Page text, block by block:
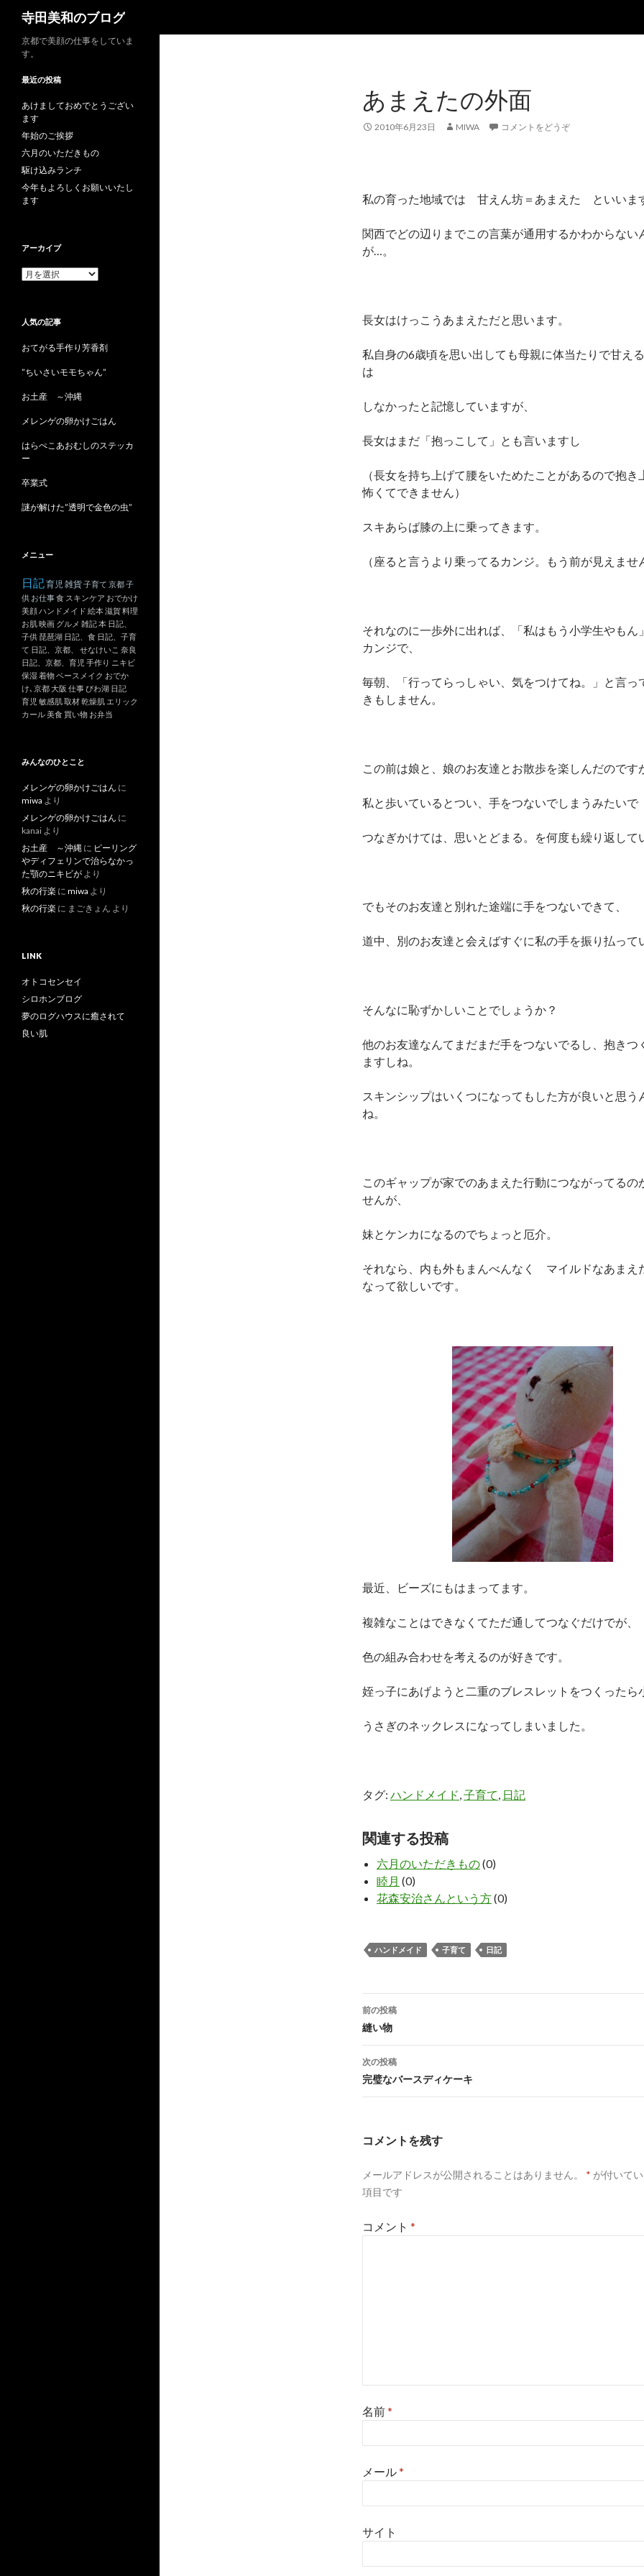
寺田美和のブログ
あまえたの外面
2010年6月23日 MIWA コメントをどうぞ
私の育った地域では 甘えん坊＝あまえた といいま
関西でどの辺りまでこの言葉が通用するかわからない
が…。
長女はけっこうあまえただと思います。
私自身の6歳頃を思い出しても母親に体当たりで甘え
は
しなかったと記憶していますが、
長女はまだ「抱っこして」とも言いますし
（長女を持ち上げて腰をいためたことがあるので抱き
怖くてできません）
スキあらば膝の上に乗ってきます。
（座ると言うより乗ってるカンジ。もう前が見えませ
それなのに一歩外に出れば、「私はもう小学生やもん
カンジで、
毎朝、「行ってらっしゃい、気をつけてね。」と言っ
きもしません。
この前は娘と、娘のお友達とお散歩を楽しんだのです
私と歩いているとつい、手をつないでしまうみたいで
つなぎかけては、思いとどまる。を何度も繰り返して
でもそのお友達と別れた途端に手をつないできて、
道中、別のお友達と会えばすぐに私の手を振り払って
そんなに恥ずかしいことでしょうか？
他のお友達なんてまだまだ手をつないでるし、抱きつ
ますしね。
スキンシップはいくつになってもした方が良いと思う
ね。
このギャップが家でのあまえた行動につながってるの
せんが、
妹とケンカになるのでちょっと厄介。
それなら、内も外もまんべんなく マイルドなあま
なって欲しいです。
最近、ビーズにもはまってます。
複雑なことはできなくてただ通してつなぐだけでが、
色の組み合わせを考えるのが好きです。
姪っ子にあげようと二重のブレスレットをつくったら
うさぎのネックレスになってしまいました。
タグ: ハンドメイド,子育て, 日記
関連する投稿
六月のいただきもの(0)
睦月 (0)
花森安治さんという方(0)
ハンドメイド 子育て 日記
投
稿
ナ
ビ
ゲ
ョ
前の投稿
縫い物
次の投稿
完璧なバースディケーキ
コメントを残す
メールアドレスが公開されることはありません。 * が付いて
項目です
コメント *
名前*
メール*
サイト
京都で美顔の仕事をしていま
す。
最近の投稿
あけましておめでとうござい
ます
年始のご挨拶
六月のいただきもの
駆け込みランチ
今年もよろしくお願いいたし
ます
アーカイブ
ア
ブ
人気の記事
おてがる手作り芳香剤
”ちいさいモモちゃん”
お土産 ～沖縄
メレンゲの卵かけごはん
はらぺこあおむしのステッカ
ー
卒業式
謎が解けた”透明で金色の虫”
メニュー
日記育児雑貨子育て 京都子
供 お仕事食 スキンケア おでかけ
美顔ハンドメイド 絵本滋賀料理
お肌映画 グルメ 雑記本 日記、
子供 琵琶湖 日記、食 日記、子育
て 日記、京都、 せなけいこ 奈良
日記、京都、育児 手作り ニキビ
保湿着物ベースメイク おでか
け､京都大阪 仕事びわ湖 日記
育児 敏感肌取材乾燥肌 エリック
カール美食 買い物 お弁当
みんなのひとこと
メレンゲの卵かけごはん に
miwa より
メレンゲの卵かけごはん に
kanai より
お土産 ～沖縄 に ピーリング
やディフェリンで治らなかっ
た顎のニキビが より
秋の行楽 に miwa より
秋の行楽 に まごきょん より
LINK
オトコセンセイ
シロホンブログ
夢のログハウスに癒されて
良い肌